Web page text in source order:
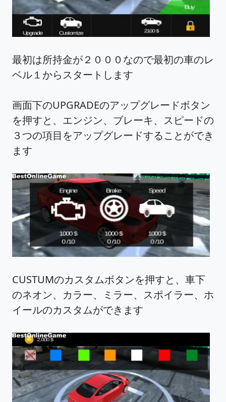
最初は所持金が２０００なので最初の車のレ
ベル１からスタートします
画面下のUPGRADEのアップグレードボタン
を押すと、エンジン、ブレーキ、スピードの
３つの項目をアップグレードすることができ
ます
CUSTUMのカスタムボタンを押すと、車下
のネオン、カラー、ミラー、スポイラー、ホ
イールのカスタムができます